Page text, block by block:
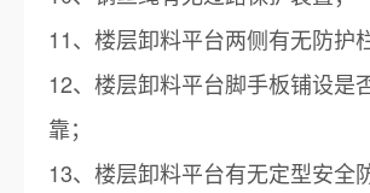
11、楼层卸料平台两侧有无防护
12、楼层卸料平台脚手板铺设是
靠；
13、楼层卸料平台有无定型安全